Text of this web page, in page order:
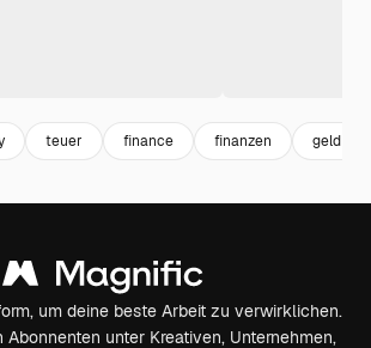
teuer finance finanzen geld
um deine beste Arbeit zu verwirklichen.
Abonnenten unter Kreativen, Unternehmen,